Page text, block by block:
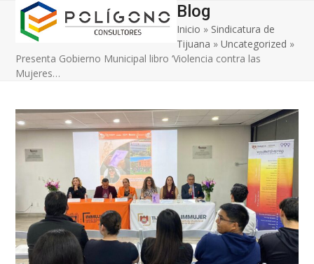
Skip
content
Open
mobile
menu
Close
mobile
menu
Blog
Inicio » Sindicatura de
Tijuana »Uncategorized »
Presenta Gobierno Municipal libro ‘Violencia contra las
Mujeres…